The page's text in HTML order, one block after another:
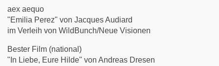
aex aequo
"Emilia Perez" von Jacques Audiard
im Verleih von WildBunch/Neue Visionen
Bester Film (national)
"In Liebe, Eure Hilde" von Andreas Dresen